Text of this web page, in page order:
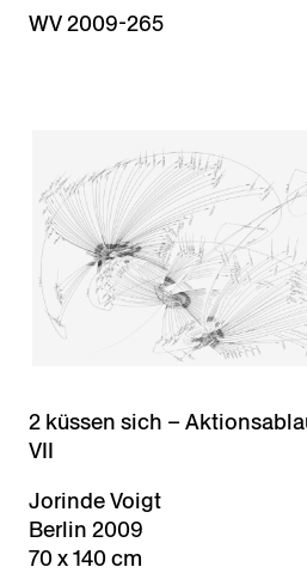
WV 2009-265
2 küssen sich –
VII
Jorinde Voigt
Berlin 2009
70 x 140 cm